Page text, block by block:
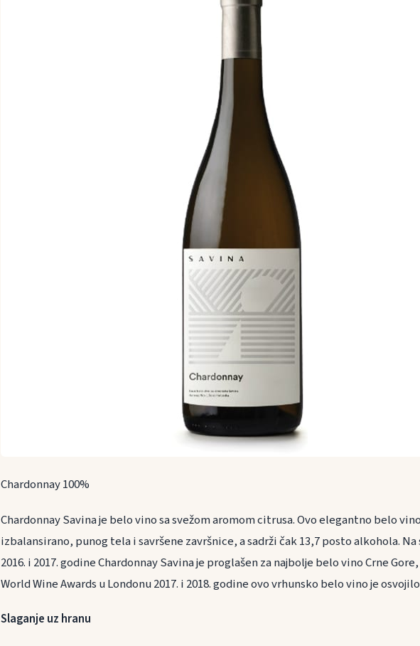
Chardonnay 100%
Chardonnay Savina je belo vino sa svežom aromom citrusa. Ovo elegantno belo
izbalansirano, punog tela i savršene završnice, a sadrži čak 13,7 posto alkohola.
2016. i 2017. godine Chardonnay Savina je proglašen za najbolje belo vino Crne
World Wine Awards u Londonu 2017. i 2018. godine ovo vrhunsko belo vino je
Slaganje uz hranu